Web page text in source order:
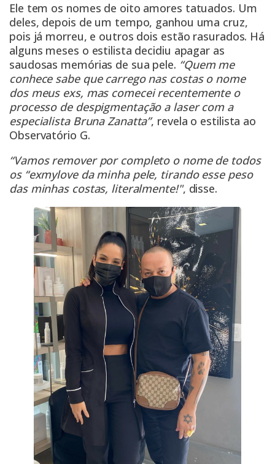
Ele tem os nomes de oito amores tatuados. Um
deles, depois de um tempo, ganhou uma cruz,
pois já morreu, e outros dois estão rasurados. Há
alguns meses o estilista decidiu apagar as
saudosas memórias de sua pele. “Quem me
conhece sabe que carrego nas costas o nome
dos meus exs, mas comecei recentemente o
processo de despigmentação a laser com a
especialista Bruna Zanatta”, revela o estilista ao
Observatório G.
“Vamos remover por completo o nome de todos
os “exmylove da minha pele, tirando esse peso
das minhas costas, literalmente!", disse.